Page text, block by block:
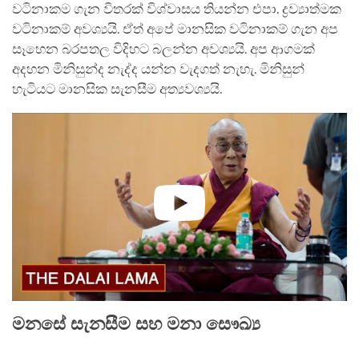
වටිනාකම ගැන විතරක් විශ්වාසය තියන්න එපා. ද්‍රව්‍යාත්මක
වටිනාකම් අවශ්‍යයි. ඒත් අපේ මානසික වටිනාකම් ගැන අප
සෑහෙන බරපතල විදිහට බලන්න අවශ්‍යයි. අප ආගමක්
අදහන මිනිසුන්ද නැද්ද යන්න වැදගත් නැහැ. මිනිසුන්
හැටියට මානසික සැනසීම අත්‍යවශ්‍යයි.
මනසේ සැනසීම සහ මනා සෞඛ්‍ය